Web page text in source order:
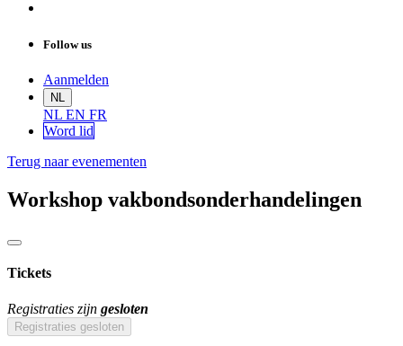
Follow us
Aanmelden
NL
NL EN FR
Word lid
Terug naar evenementen
Workshop vakbondsonderhandelingen
Tickets
Registraties zijn gesloten
Registraties gesloten